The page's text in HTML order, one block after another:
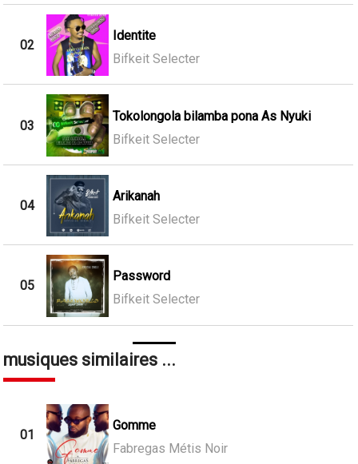
02
Identite
Bifkeit Selecter
03
Tokolongola bilamba pona As Nyuki
Bifkeit Selecter
04
Arikanah
Bifkeit Selecter
05
Password
Bifkeit Selecter
musiques similaires ...
01
Gomme
Fabregas Métis Noir